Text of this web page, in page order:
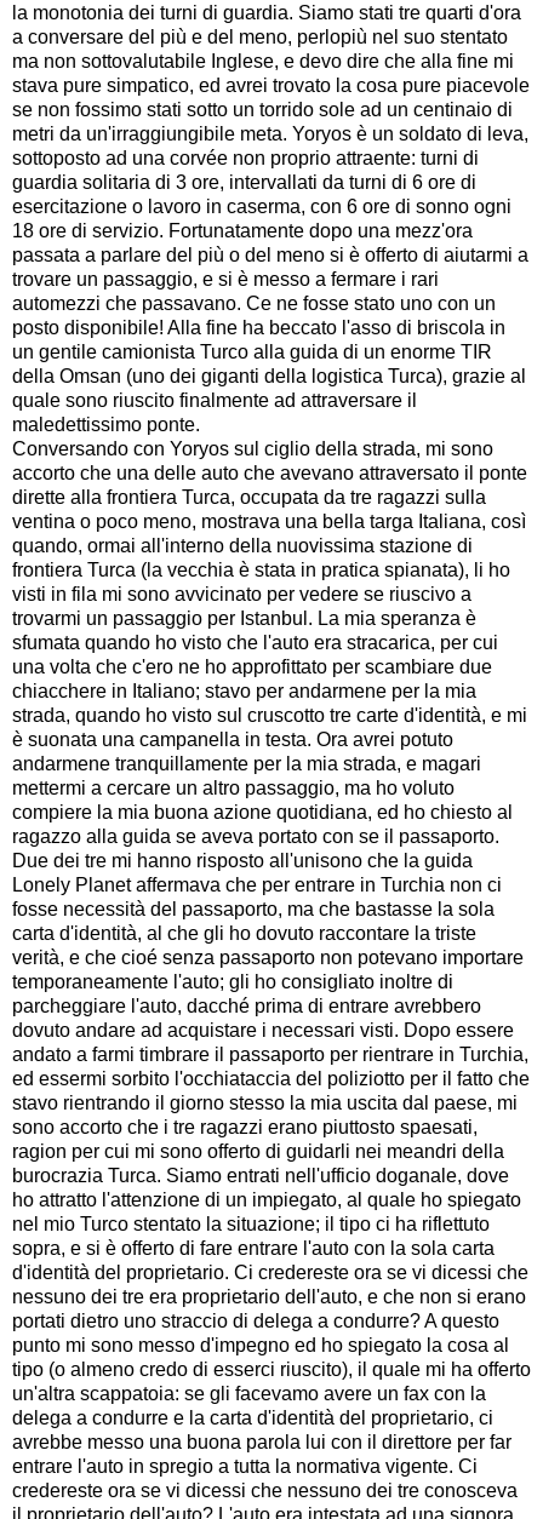
la monotonia dei turni di guardia. Siamo stati tre quarti d'ora
a conversare del più e del meno, perlopiù nel suo stentato
ma non sottovalutabile Inglese, e devo dire che alla fine mi
stava pure simpatico, ed avrei trovato la cosa pure piacevole
se non fossimo stati sotto un torrido sole ad un centinaio di
metri da un'irraggiungibile meta. Yoryos è un soldato di leva,
sottoposto ad una corvée non proprio attraente: turni di
guardia solitaria di 3 ore, intervallati da turni di 6 ore di
esercitazione o lavoro in caserma, con 6 ore di sonno ogni
18 ore di servizio. Fortunatamente dopo una mezz'ora
passata a parlare del più o del meno si è offerto di aiutarmi a
trovare un passaggio, e si è messo a fermare i rari
automezzi che passavano. Ce ne fosse stato uno con un
posto disponibile! Alla fine ha beccato l'asso di briscola in
un gentile camionista Turco alla guida di un enorme TIR
della Omsan (uno dei giganti della logistica Turca), grazie al
quale sono riuscito finalmente ad attraversare il
maledettissimo ponte.
Conversando con Yoryos sul ciglio della strada, mi sono
accorto che una delle auto che avevano attraversato il ponte
dirette alla frontiera Turca, occupata da tre ragazzi sulla
ventina o poco meno, mostrava una bella targa Italiana, così
quando, ormai all'interno della nuovissima stazione di
frontiera Turca (la vecchia è stata in pratica spianata), li ho
visti in fila mi sono avvicinato per vedere se riuscivo a
trovarmi un passaggio per Istanbul. La mia speranza è
sfumata quando ho visto che l'auto era stracarica, per cui
una volta che c'ero ne ho approfittato per scambiare due
chiacchere in Italiano; stavo per andarmene per la mia
strada, quando ho visto sul cruscotto tre carte d'identità, e mi
è suonata una campanella in testa. Ora avrei potuto
andarmene tranquillamente per la mia strada, e magari
mettermi a cercare un altro passaggio, ma ho voluto
compiere la mia buona azione quotidiana, ed ho chiesto al
ragazzo alla guida se aveva portato con se il passaporto.
Due dei tre mi hanno risposto all'unisono che la guida
Lonely Planet affermava che per entrare in Turchia non ci
fosse necessità del passaporto, ma che bastasse la sola
carta d'identità, al che gli ho dovuto raccontare la triste
verità, e che cioé senza passaporto non potevano importare
temporaneamente l'auto; gli ho consigliato inoltre di
parcheggiare l'auto, dacché prima di entrare avrebbero
dovuto andare ad acquistare i necessari visti. Dopo essere
andato a farmi timbrare il passaporto per rientrare in Turchia,
ed essermi sorbito l'occhiataccia del poliziotto per il fatto che
stavo rientrando il giorno stesso la mia uscita dal paese, mi
sono accorto che i tre ragazzi erano piuttosto spaesati,
ragion per cui mi sono offerto di guidarli nei meandri della
burocrazia Turca. Siamo entrati nell'ufficio doganale, dove
ho attratto l'attenzione di un impiegato, al quale ho spiegato
nel mio Turco stentato la situazione; il tipo ci ha riflettuto
sopra, e si è offerto di fare entrare l'auto con la sola carta
d'identità del proprietario. Ci credereste ora se vi dicessi che
nessuno dei tre era proprietario dell'auto, e che non si erano
portati dietro uno straccio di delega a condurre? A questo
punto mi sono messo d'impegno ed ho spiegato la cosa al
tipo (o almeno credo di esserci riuscito), il quale mi ha offerto
un'altra scappatoia: se gli facevamo avere un fax con la
delega a condurre e la carta d'identità del proprietario, ci
avrebbe messo una buona parola lui con il direttore per far
entrare l'auto in spregio a tutta la normativa vigente. Ci
credereste ora se vi dicessi che nessuno dei tre conosceva
il proprietario dell'auto? L'auto era intestata ad una signora